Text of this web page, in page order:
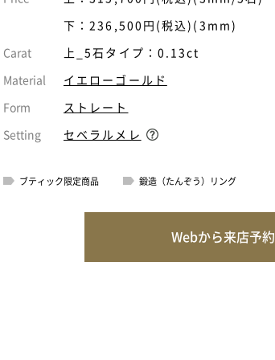
下：236,500円(税込)(3mm)
Carat
上_5石タイプ：0.13ct
Material
イエローゴールド
Form
ストレート
Setting
セベラルメレ
ブティック限定商品 鍛造（たんぞう）リング
Webから来店予約